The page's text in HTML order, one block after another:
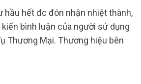
hầu hết đc đón nhận nhiệt thành,
​​bình luận của người sử dụng
Thương Mại. Thương hiệu bên